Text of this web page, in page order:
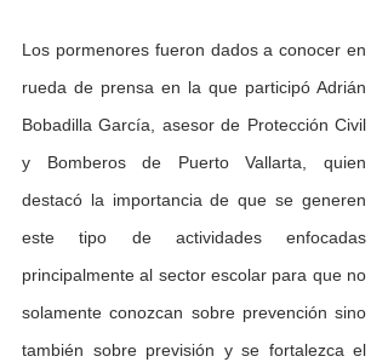
Los pormenores fueron dados a conocer en
rueda de prensa en la que participó Adrián
Bobadilla García, asesor de Protección Civil
y Bomberos de Puerto Vallarta, quien
destacó la importancia de que se generen
este tipo de actividades enfocadas
principalmente al sector escolar para que no
solamente conozcan sobre prevención sino
también sobre previsión y se fortalezca el